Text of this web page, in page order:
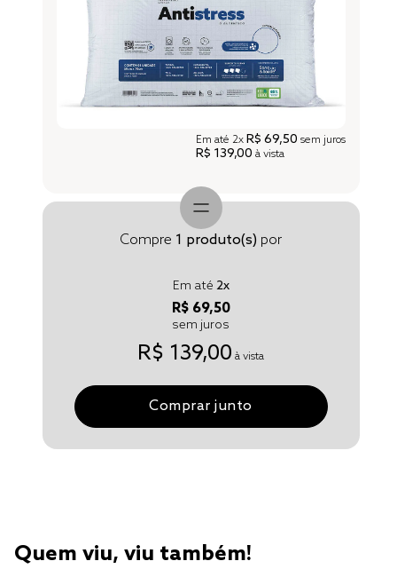
Em até 2x R$ 69,50 sem juros
R$ 139,00 à vista
Compre 1 produto(s) por
Em até 2x
R$ 69,50
sem juros
R$ 139,00 à vista
Comprar junto
Quem viu, viu também!